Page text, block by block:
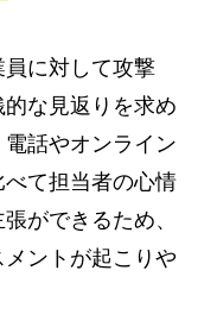
に対して攻撃
な見返りを求め
話やオンライン
て担当者の心情
ができるため、
ントが起こりや